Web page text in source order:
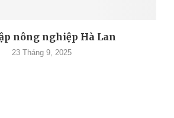
nông nghiệp Hà Lan
23 Tháng 9, 2025